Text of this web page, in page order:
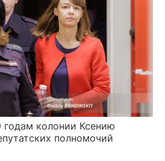
колонии Ксению
полномочий